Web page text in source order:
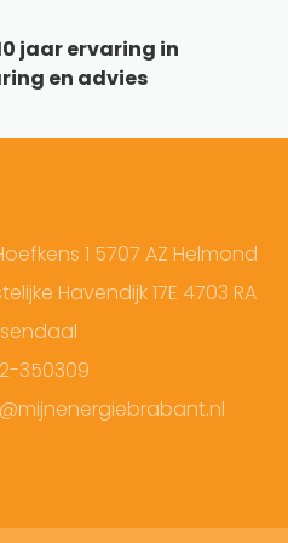
jaar ervaring in
en advies
1 5707 AZ Helmond
Havendijk 17E 4703 RA
350309